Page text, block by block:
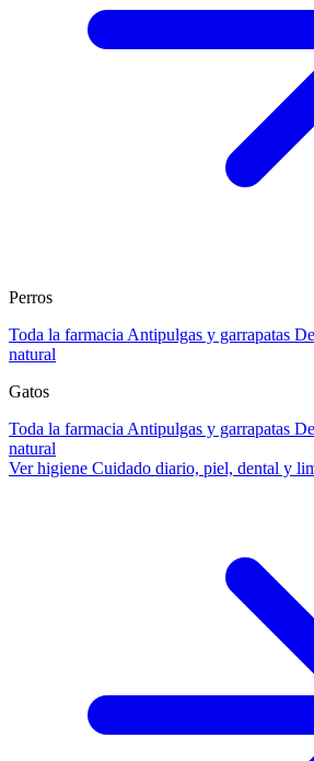
Perros
Toda la farmacia Antipulgas y garrapatas
natural
Gatos
Toda la farmacia Antipulgas y garrapatas
natural
Ver higiene Cuidado diario, piel, dental y